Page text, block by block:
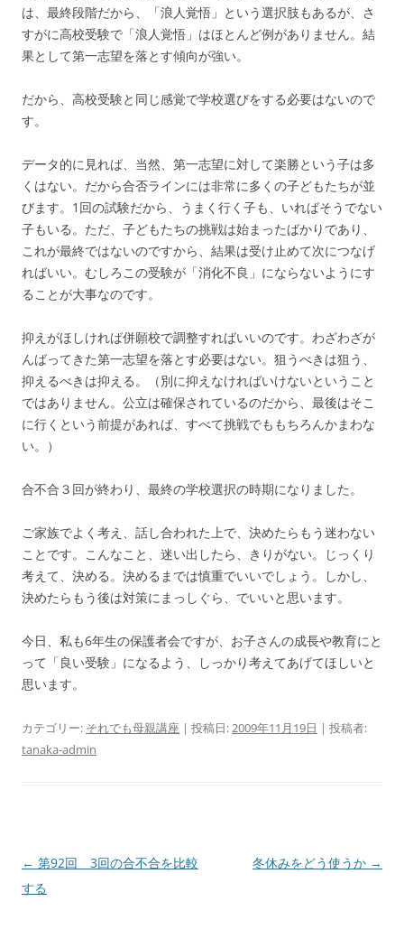
は、最終段階だから、「浪人覚悟」という選択肢もあるが、さ
すがに高校受験で「浪人覚悟」はほとんど例がありません。結
果として第一志望を落とす傾向が強い。
だから、高校受験と同じ感覚で学校選びをする必要はないので
す。
データ的に見れば、当然、第一志望に対して楽勝という子は多
くはない。だから合否ラインには非常に多くの子どもたちが並
びます。1回の試験だから、うまく行く子も、いればそうでない
子もいる。ただ、子どもたちの挑戦は始まったばかりであり、
これが最終ではないのですから、結果は受け止めて次につなげ
ればいい。むしろこの受験が「消化不良」にならないようにす
ることが大事なのです。
抑えがほしければ併願校で調整すればいいのです。わざわざが
んばってきた第一志望を落とす必要はない。狙うべきは狙う、
抑えるべきは抑える。（別に抑えなければいけないということ
ではありません。公立は確保されているのだから、最後はそこ
に行くという前提があれば、すべて挑戦でももちろんかまわな
い。）
合不合３回が終わり、最終の学校選択の時期になりました。
ご家族でよく考え、話し合われた上で、決めたらもう迷わない
ことです。こんなこと、迷い出したら、きりがない。じっくり
考えて、決める。決めるまでは慎重でいいでしょう。しかし、
決めたらもう後は対策にまっしぐら、でいいと思います。
今日、私も6年生の保護者会ですが、お子さんの成長や教育にと
って「良い受験」になるよう、しっかり考えてあげてほしいと
思います。
カテゴリー: それでも母親講座 | 投稿日:2009年11月19日 | 投稿者:
tanaka-admin
投
稿
← 第92回 3回の合不合を比較
する
冬休みをどう使うか →